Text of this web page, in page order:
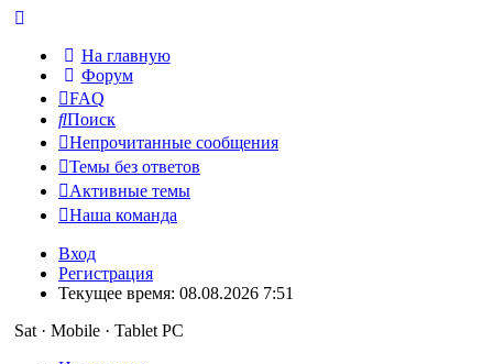
На главную
Форум
FAQ
Поиск
Непрочитанные сообщения
Темы без ответов
Активные темы
Наша команда
Вход
Регистрация
Текущее время: 08.08.2026 7:51
Sat · Mobile · Tablet PC